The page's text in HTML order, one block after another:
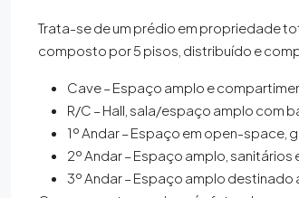
Trata-se de um prédio em propriedade
composto por 5 pisos, distribuído e
Cave – Espaço amplo e
R/C – Hall, sala/espaço amplo com
1º Andar – Espaço em open-space,
2º Andar – Espaço amplo, sanitários
3º Andar – Espaço amplo destinado